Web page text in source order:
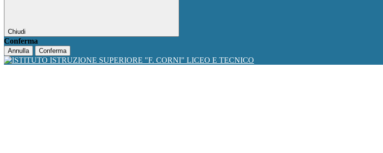
Chiudi
Conferma
Annulla Conferma